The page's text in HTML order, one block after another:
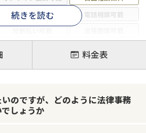
19時以降電話可能
電話相談可能
時効援用
過払い金返還請求
住宅ローン
続きを読む
料金表
のですが、どのように法律事務
しょうか